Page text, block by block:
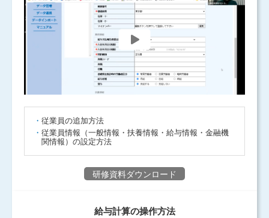
従業員の追加方法
従業員情報（一般情報・扶養情報・給与情報・金融機
関情報）の設定方法
研修資料ダウンロード
給与計算の操作方法